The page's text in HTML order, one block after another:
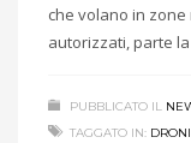
che volano in
autorizzati, parte
PUBBLICATO IL
TAGGATO IN: